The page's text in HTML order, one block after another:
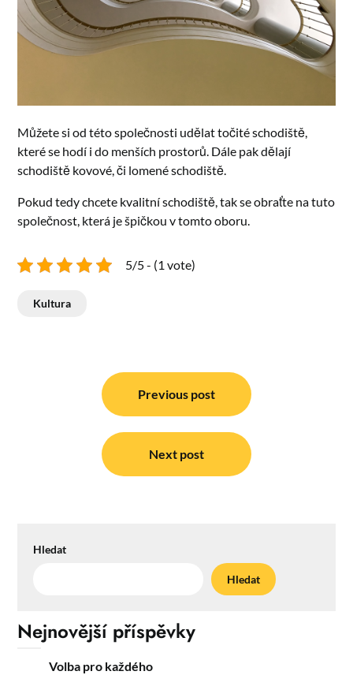
Můžete si od této společnosti udělattočité schodiště,
které se hodí i do menších prostorů. Dále pak dělají
schodiště kovové, či lomené schodiště.
Pokud tedy chcete kvalitní schodiště, tak se obraťte na tuto
společnost, která je špičkou v tomto oboru.
5/5 - (1 vote)
Kultura
Previous post
Next post
Hledat
Hledat
Nejnovější příspěvky
Volba pro každého